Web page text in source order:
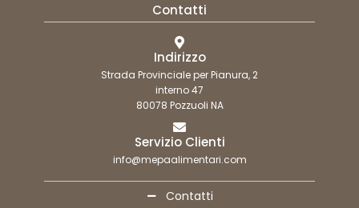
Contatti
Indirizzo
Strada Provinciale per Pianura, 2
interno 47
80078 Pozzuoli NA
Servizio Clienti
info@mepaalimentari.com
Contatti